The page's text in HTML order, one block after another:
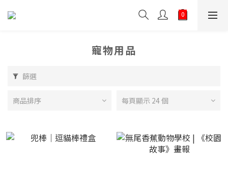
寵物用品
篩選
商品排序 每頁顯示 24 個